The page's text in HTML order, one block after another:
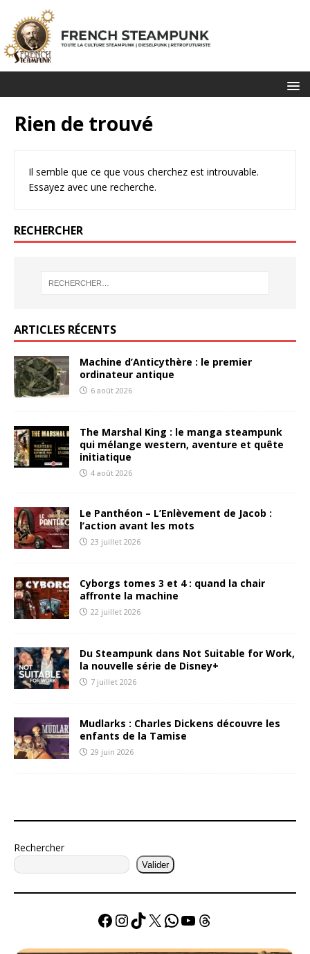
Rien de trouvé
Il semble que ce que vous cherchez est introuvable.
Essayez avec une recherche.
RECHERCHER
ARTICLES RÉCENTS
Machine d’Anticythère : le premier
ordinateur antique
6 août 2026
The Marshal King : le manga steampunk
qui mélange western, aventure et quête
initiatique
4 août 2026
Le Panthéon – L’Enlèvement de Jacob :
l’action avant les mots
23 juillet 2026
Cyborgs tomes 3 et 4 : quand la chair
affronte la machine
22 juillet 2026
Du Steampunk dans Not Suitable for Work,
la nouvelle série de Disney+
7 juillet 2026
Mudlarks : Charles Dickens découvre les
enfants de la Tamise
29 juin 2026
Rechercher
Valider